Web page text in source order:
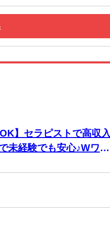
】セラピストで高収入
未経験でも安心♪Wワー